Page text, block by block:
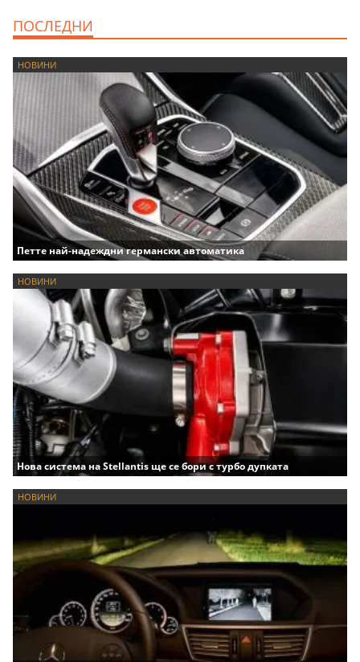
ПОСЛЕДНИ
НОВИНИ
Петте най-надеждни германски автоматика
НОВИНИ
Нова система на Stellantis ще се бори с турбо дупката
НОВИНИ